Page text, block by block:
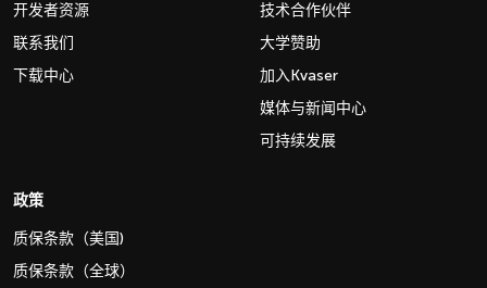
开发者资源
联系我们
下载中心
技术合作伙伴
大学赞助
加入Kvaser
媒体与新闻中心
可持续发展
政策
质保条款（美国)
质保条款（全球）